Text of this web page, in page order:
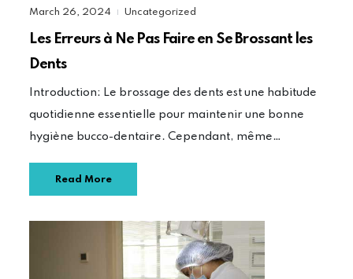
March 26, 2024 Uncategorized
Les Erreurs à Ne Pas Faire en Se Brossant les
Dents
Introduction: Le brossage des dents est une habitude
quotidienne essentielle pour maintenir une bonne
hygiène bucco-dentaire. Cependant, même…
Read More